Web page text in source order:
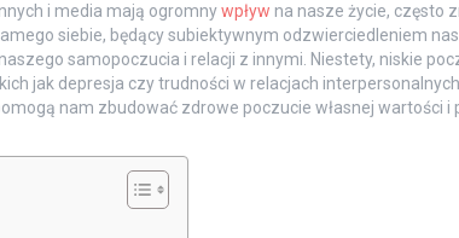
i media mają ogromnywpływ na nasze życie, często
siebie, będący subiektywnym odzwierciedleniem
samopoczucia i relacji z innymi. Niestety, niskie
jak depresja czy trudności w relacjach
nam zbudować zdrowe poczucie własnej wartości i